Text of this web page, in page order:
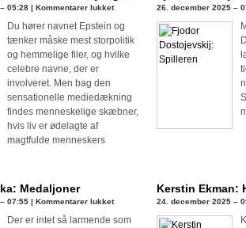
05:28 | Kommentarer lukkettil
Roberts
Giuffre:
Du hører navnet Epstein og
tænker måske mest storpolitik
og hemmelige filer, og hvilke
celebre navne, der er
involveret. Men bag den
sensationelle mediedækning
findes menneskelige skæbner,
hvis liv er ødelagte af
magtfulde menneskers
26. december 2025 –
Medaljoner
07:55 | Kommentarer lukkettil
Der er intet så larmende som
Kerstin Ekman:
24. december 2025 –